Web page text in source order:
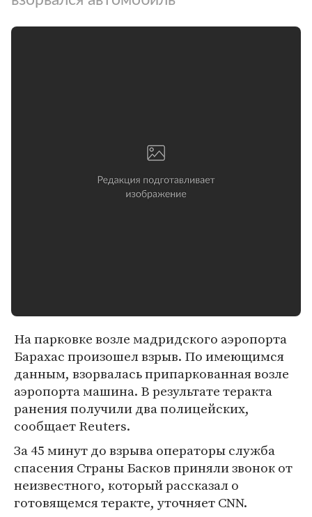
На парковке возле мадридского аэропорта
Барахас произошел взрыв. По имеющимся
данным, взорвалась припаркованная возле
аэропорта машина. В результате теракта
ранения получили два полицейских,
сообщает Reuters.
За 45 минут до взрыва операторы служба
спасения Страны Басков приняли звонок от
неизвестного, который рассказал о
готовящемся теракте, уточняет CNN.